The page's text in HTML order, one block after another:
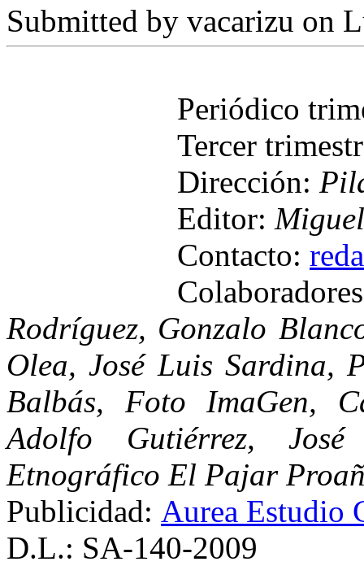
Submitted by vacarizu on
Periódico
Tercer
Dirección:
Editor:
Contacto:
Rodríguez, Gonzalo
Olea, José Luis Sardina,
Balbás, Foto ImaGen,
Adolfo Gutiérrez,
Etnográfico El Pajar
Publicidad: Aurea Estudio
D.L.: SA-140-2009